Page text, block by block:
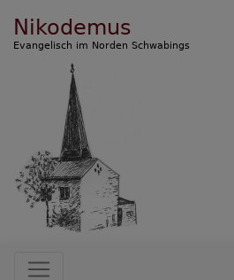
zum
Inhalt
Nikodemus
Evangelisch im Norden Schwabings
Hauptnavigation